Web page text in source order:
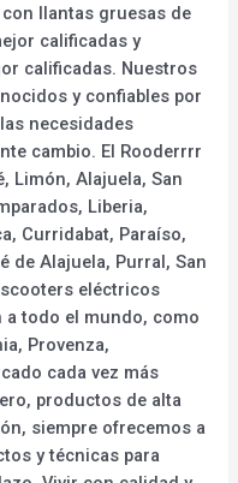
llantas gruesas de
calificadas y
calificadas. Nuestros
y confiables por
necesidades
cambio. El Rooderrrr
Limón, Alajuela, San
Liberia,
Curridabat, Paraíso,
de Alajuela, Purral, San
eléctricos
a todo el mundo, como
Provenza,
cada vez más
productos de alta
siempre ofrecemos a
y técnicas para